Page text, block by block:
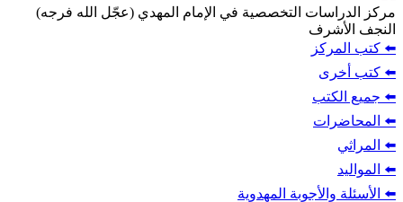
التخصصية في الإمام المهدي (عجّل الله فرجه)
المهدوية